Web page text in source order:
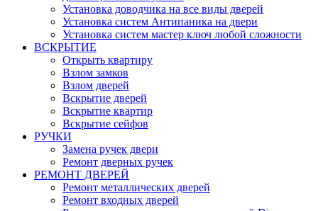
Установка доводчика на все виды дверей
Установка систем Антипаника на двери
Установка систем мастер ключ любой сложности
ВСКРЫТИЕ
Открыть квартиру
Взлом замков
Взлом дверей
Вскрытие дверей
Вскрытие квартир
Вскрытие сейфов
РУЧКИ
Замена ручек двери
Ремонт дверных ручек
РЕМОНТ ДВЕРЕЙ
Ремонт металлических дверей
Ремонт входных дверей